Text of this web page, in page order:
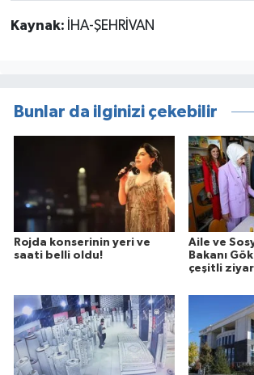
Kaynak: İHA-ŞEHRİVAN
Bunlar da ilginizi çekebilir
Rojda konserinin yeri ve
saati belli oldu!
Aile ve
Bakanı
çeşitli